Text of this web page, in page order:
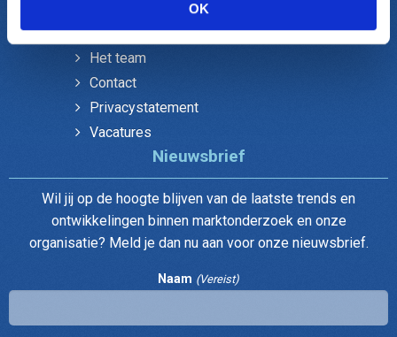
OK
Het team
Contact
Privacystatement
Vacatures
Nieuwsbrief
Wil jij op de hoogte blijven van de laatste trends en
ontwikkelingen binnen marktonderzoek en onze
organisatie? Meld je dan nu aan voor onze nieuwsbrief.
Naam (Vereist)